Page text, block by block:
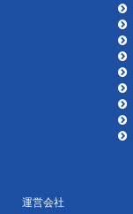
運営会社